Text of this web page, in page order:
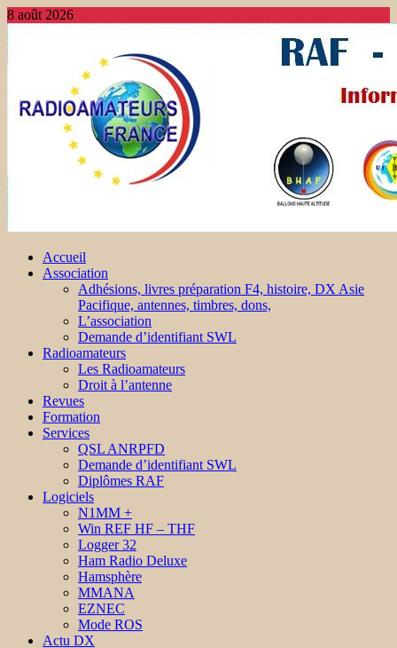
8 août 2026
Accueil
Association
Adhésions, livres préparation F4, histoire, DX Asie
Pacifique, antennes, timbres, dons,
L’association
Demande d’identifiant SWL
Radioamateurs
Les Radioamateurs
Droit à l’antenne
Revues
Formation
Services
QSL ANRPFD
Demande d’identifiant SWL
Diplômes RAF
Logiciels
N1MM +
Win REF HF – THF
Logger 32
Ham Radio Deluxe
Hamsphère
MMANA
EZNEC
Mode ROS
Actu DX